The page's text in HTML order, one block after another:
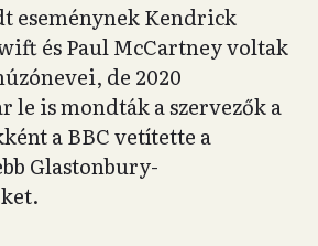
eseménynek Kendrick
és Paul McCartney voltak
de 2020
le is mondták a szervezők a
a BBC vetítette a
Glastonbury-